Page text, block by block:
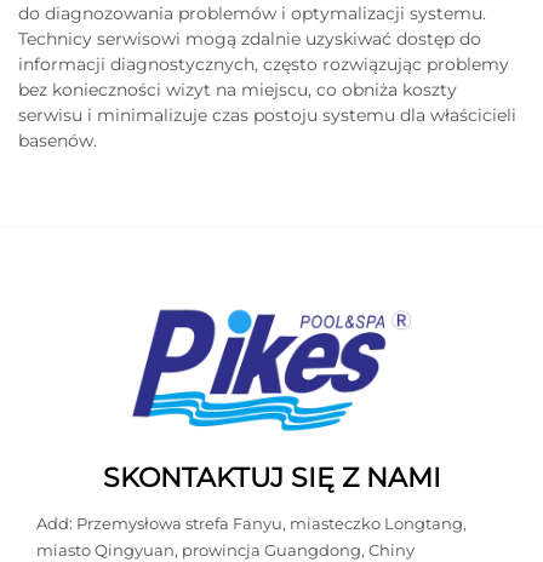
do diagnozowania problemów i optymalizacji systemu.
Technicy serwisowi mogą zdalnie uzyskiwać dostęp do
informacji diagnostycznych, często rozwiązując problemy
bez konieczności wizyt na miejscu, co obniża koszty
serwisu i minimalizuje czas postoju systemu dla właścicieli
basenów.
SKONTAKTUJ SIĘ Z NAMI
Add: Przemysłowa strefa Fanyu, miasteczko Longtang,
miasto Qingyuan, prowincja Guangdong, Chiny